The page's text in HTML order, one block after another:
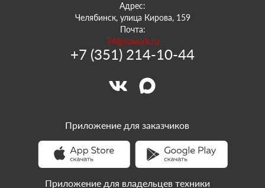
Адрес:
Челябинск, улица Кирова, 159
Почта:
74@sowork.ru
+7 (351) 214-10-44
Приложение для заказчиков
Приложение для владельцев техники